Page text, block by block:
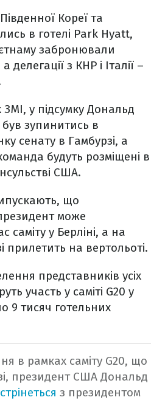
Кореї та
в готелі Park Hyatt,
забронювали
делегації з КНР і Італії –
у підсумку Дональд
зупинитись в
сенату в Гамбурзі, а
будуть розміщені в
США.
що
може
саміту у Берліні, а на
прилетить на вертольоті.
представників усіх
участь у саміті G20 у
9 тисяч готельних
в рамках саміту G20, що
президент США Дональд
з президентом